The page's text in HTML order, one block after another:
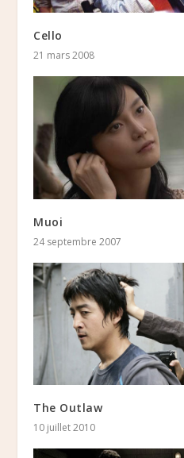
Cello
21 mars 2008
Muoi
24 septembre 2007
The Outlaw
10 juillet 2010